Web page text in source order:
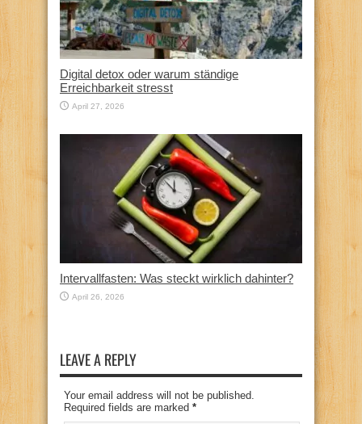
Digital detox oder warum ständige
Erreichbarkeit stresst
April 27, 2026
Intervallfasten: Was steckt wirklich dahinter?
April 26, 2026
LEAVE A REPLY
Your email address will not be published.
Required fields are marked *